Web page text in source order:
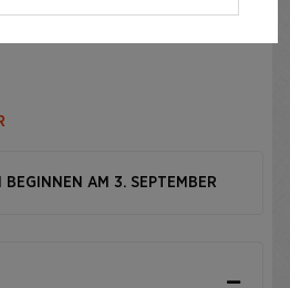
BEGINNEN AM 3. SEPTEMBER